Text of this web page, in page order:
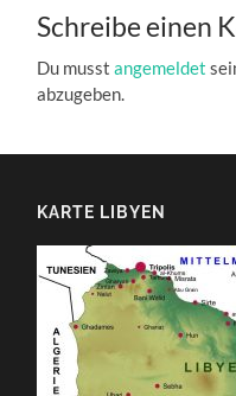
Schreibe einen
Du musstangemeldet
abzugeben.
KARTE LIBYEN